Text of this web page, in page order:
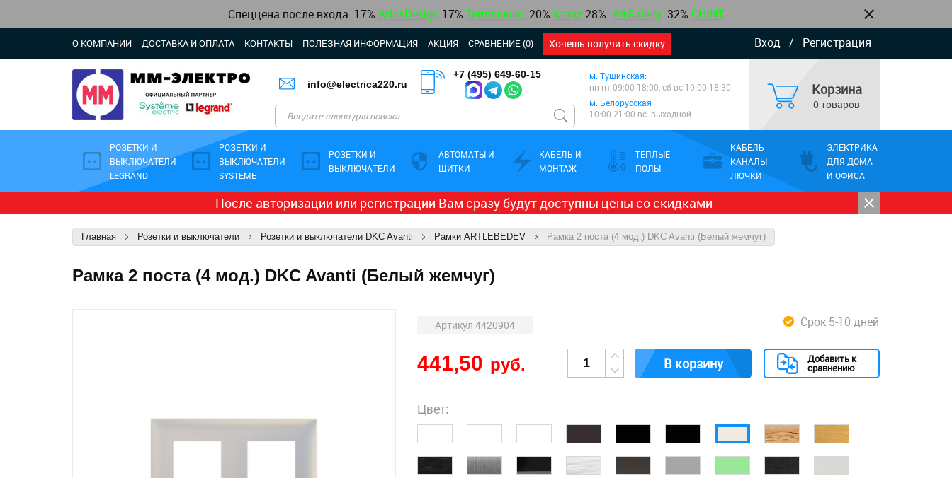
Спеццена после входа: 17% AtlasDesign 17% Теплолюкс, 20% Kranz 28% ArtGallery 32% CHINT
Вход / Регистрация
О КОМПАНИИ ДОСТАВКА И ОПЛАТА КОНТАКТЫ ПОЛЕЗНАЯ ИНФОРМАЦИЯ АКЦИЯ СРАВНЕНИЕ (0) Хочешь получить скидку
info@electrica220.ru
+7 (495) 649-60-15
м. Тушинская:
пн-пт 09:00-18:00, сб-вс 10:00-18:30
м. Белорусская
10:00-21:00 вс.-выходной
Корзина
0 товаров
РОЗЕТКИ И
ВЫКЛЮЧАТЕЛИ
LEGRAND
РОЗЕТКИ И
ВЫКЛЮЧАТЕЛИ
SYSTEME
РОЗЕТКИ И
ВЫКЛЮЧАТЕЛИ
АВТОМАТЫ И
ЩИТКИ
КАБЕЛЬ И
МОНТАЖ
ТЕПЛЫЕ
ПОЛЫ
КАБЕЛЬ
КАНАЛЫ
ЛЮЧКИ
ЭЛЕКТРИКА
ДЛЯ ДОМА
И ОФИСА
После авторизации или регистрации Вам сразу будут доступны цены со скидками
Главная Розетки и выключатели Розетки и выключатели DKC Avanti Рамки ARTLEBEDEV Рамка 2 поста (4 мод.) DKC Avanti (Белый жемчуг)
Рамка 2 поста (4 мод.) DKC Avanti (Белый жемчуг)
Срок 5-10 дней
Артикул 4420904
441,50 руб. В корзину Добавить к
сравнению
Цвет: